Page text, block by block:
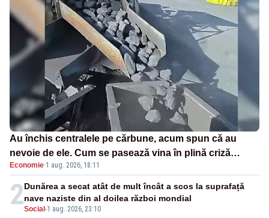
Au închis centralele pe cărbune, acum spun că au
nevoie de ele. Cum se pasează vina în plină criză
energetică
Economie·1 aug. 2026, 18:11
2Social -1 aug. 2026, 23:10
Dunărea a secat atât de mult încât a scos la suprafață
nave naziste din al doilea război mondial